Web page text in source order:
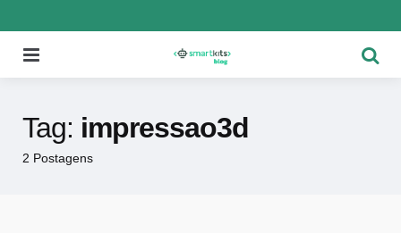
2 Postagens
Tag: impressao3d